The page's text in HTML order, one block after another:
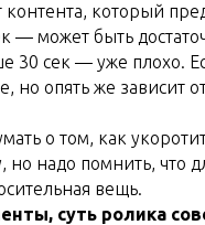
контента, который
— может быть
30 сек — уже плохо.
но опять же зависит
о том, как
но надо помнить, что
вещь.
суть ролика